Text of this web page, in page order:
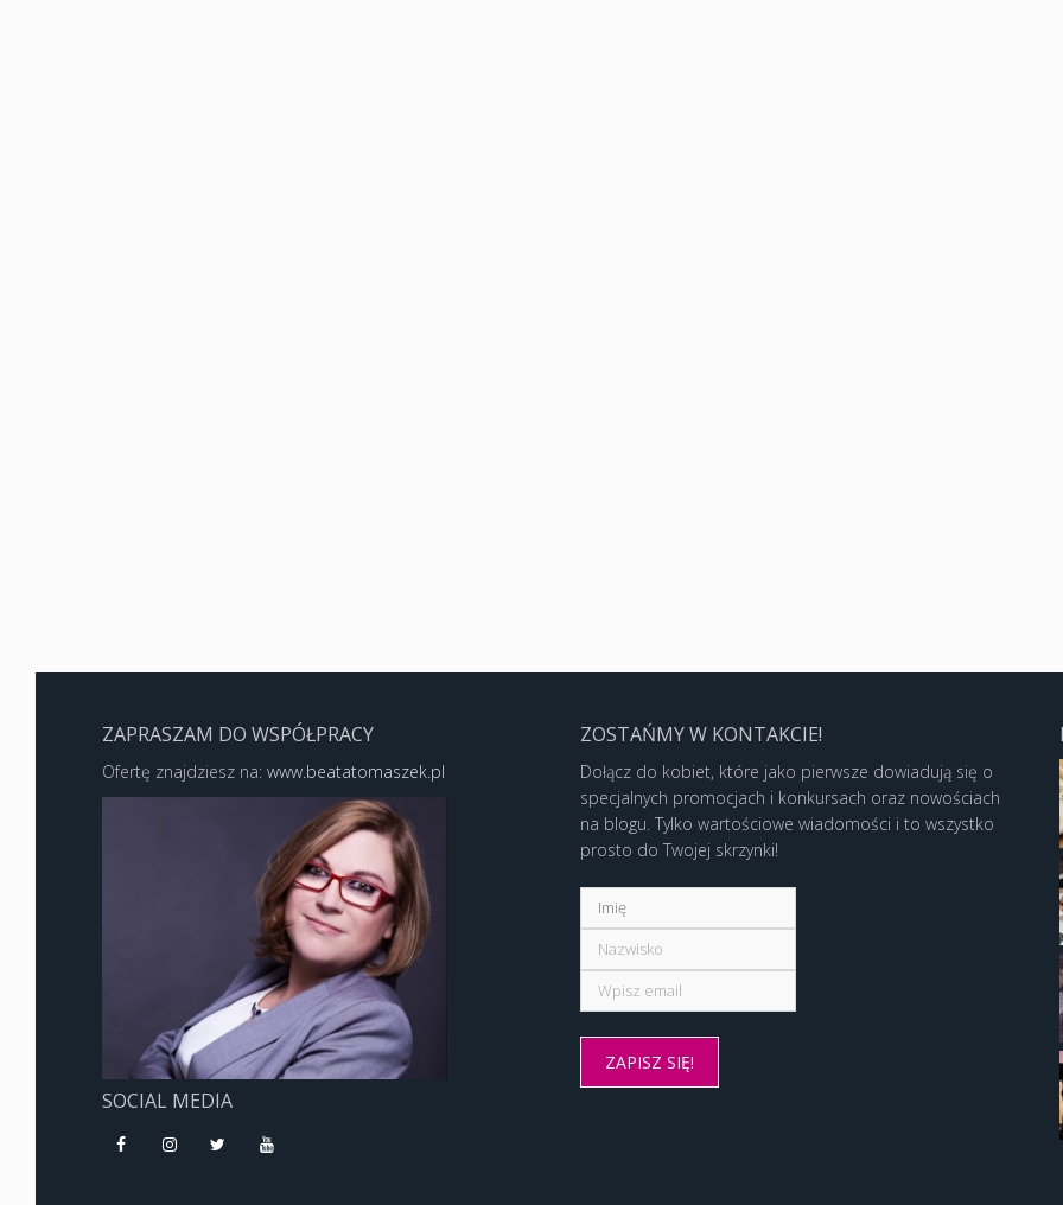
ZAPRASZAM DO WSPÓŁPRACY
Ofertę znajdziesz na: www.beatatomaszek.pl
SOCIAL MEDIA
ZOSTAŃMY W KONTAKCIE!
Dołącz do kobiet, które jako pierwsze dowiadują się o
specjalnych promocjach i konkursach oraz nowościach
na blogu. Tylko wartościowe wiadomości i to wszystko
prosto do Twojej skrzynki!